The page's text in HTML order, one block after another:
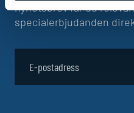
nyhetsbrev får du
specialerbjudanden